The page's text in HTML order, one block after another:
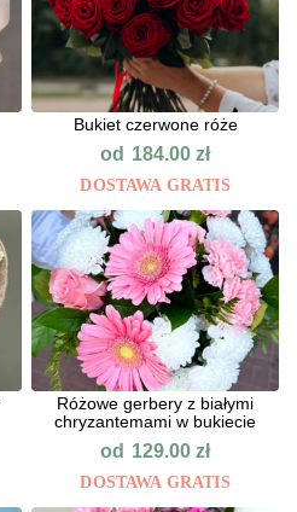
Bukiet czerwone róże
od 184.00zł
DOSTAWA GRATIS
Różowe gerbery z białymi
chryzantemami w bukiecie
od 129.00zł
DOSTAWA GRATIS